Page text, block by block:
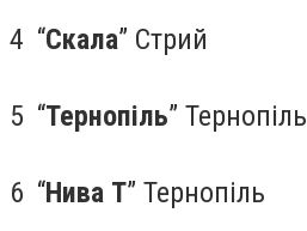
4 “Скала” Стрий
5 “Тернопіль” Тернопіль
6 “Нива Т” Тернопіль